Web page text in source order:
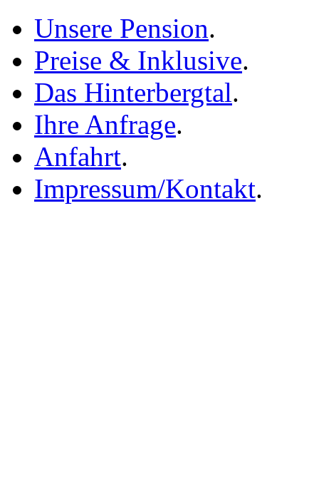
Unsere Pension.
Preise & Inklusive.
Das Hinterbergtal.
Ihre Anfrage.
Anfahrt.
Impressum/Kontakt.